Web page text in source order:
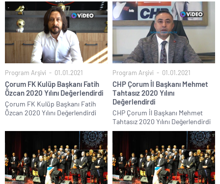
Program Arşivi 01.01.2021
Çorum FK Kulüp Başkanı Fatih
Özcan 2020 Yılını Değerlendirdi
Çorum FK Kulüp Başkanı Fatih
Özcan 2020 Yılını Değerlendirdi
Program Arşivi 01.01.2021
CHP Çorum İl Başkanı Mehmet
Tahtasız 2020 Yılını
Değerlendirdi
CHP Çorum İl Başkanı Mehmet
Tahtasız 2020 Yılını Değerlendirdi